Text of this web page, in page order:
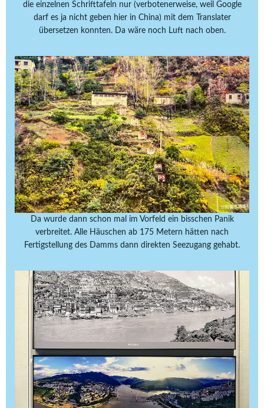
die einzelnen Schrifttafeln nur (verbotenerweise, weil Google
darf es ja nicht geben hier in China) mit dem Translater
übersetzen konnten. Da wäre noch Luft nach oben.
Da wurde dann schon mal im Vorfeld ein bisschen Panik
verbreitet. Alle Häuschen ab 175 Metern hätten nach
Fertigstellung des Damms dann direkten Seezugang gehabt.